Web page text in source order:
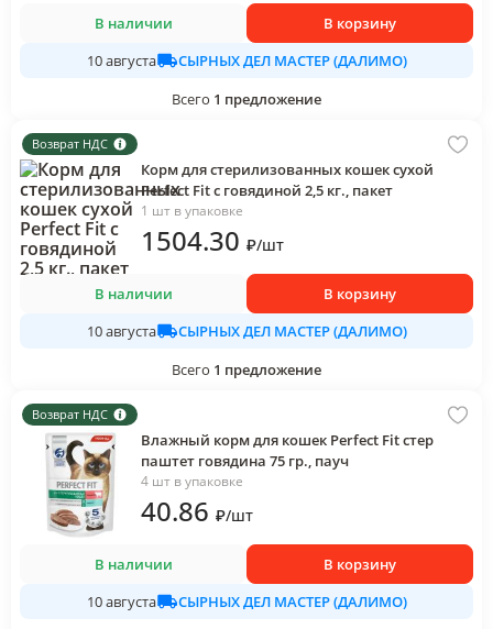
В наличии
В корзину
10 августа
СЫРНЫХ ДЕЛ МАСТЕР (ДАЛИМО)
Всего 1 предложение
Возврат НДС
Корм для стерилизованных кошек сухой
Perfect Fit с говядиной 2,5 кг., пакет
1 шт в упаковке
1504.30 ₽/шт
В наличии
В корзину
10 августа
СЫРНЫХ ДЕЛ МАСТЕР (ДАЛИМО)
Всего 1 предложение
Возврат НДС
Влажный корм для кошек Perfect Fit стер
паштет говядина 75 гр., пауч
4 шт в упаковке
40.86 ₽/шт
В наличии
В корзину
10 августа
СЫРНЫХ ДЕЛ МАСТЕР (ДАЛИМО)